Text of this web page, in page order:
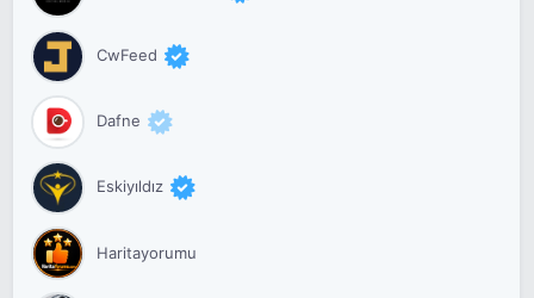
CwFeed
Dafne
Eskiyıldız
Haritayorumu